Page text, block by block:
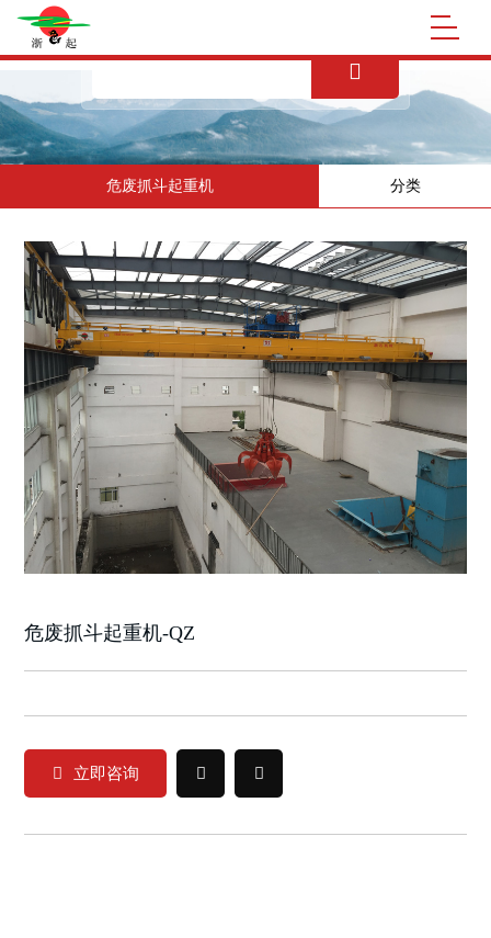
九游体育（中国）官方网站
危废抓斗起重机 分类
危废抓斗起重机-QZ
立即咨询